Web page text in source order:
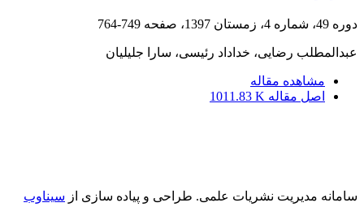
دوره 49، شماره 4، زمستان 1397، صفحه 749-764
عبدالمطلب رضایی، خداداد رئیسی، سارا جلیلیان
مشاهده مقاله
اصل مقاله 1011.83 K
سامانه مدیریت نشریات علمی. طراحی و پیاده سازی از سیناوب